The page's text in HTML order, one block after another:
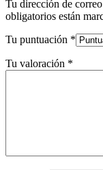
Tu dirección de
obligatorios están
Tu puntuación *
Tu valoración *